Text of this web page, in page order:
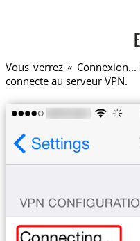
Vous verrez «
connecte au serveur VPN.